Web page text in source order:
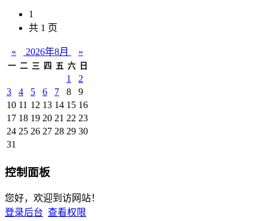
1
共 1 页
« 2026年8月 »
一 二 三 四 五 六 日
1
2
3
4 5 6 7 8
9
10 11 12 13 14 15 16
17 18 19 20 21 22 23
24 25 26 27 28 29 30
31
控制面板
您好，欢迎到访网站！
登录后台 查看权限